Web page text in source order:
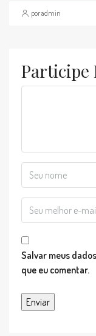
por admin
Participe
Salvar meus
que eu comentar.